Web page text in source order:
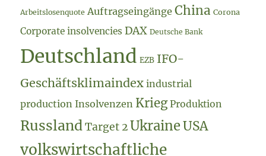
Arbeitslosenquote Auftragseingänge China Corona
Corporate insolvencies DAX Deutsche Bank
Deutschland EZB IFO-
Geschäftsklimaindex industrial
production Insolvenzen Krieg Produktion
Russland Target 2 Ukraine USA
volkswirtschaftliche